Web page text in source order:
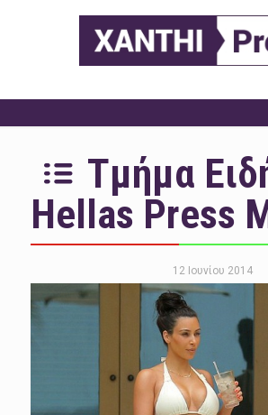
Τμήμα
Hellas Press
12 Ιουνίου 2014